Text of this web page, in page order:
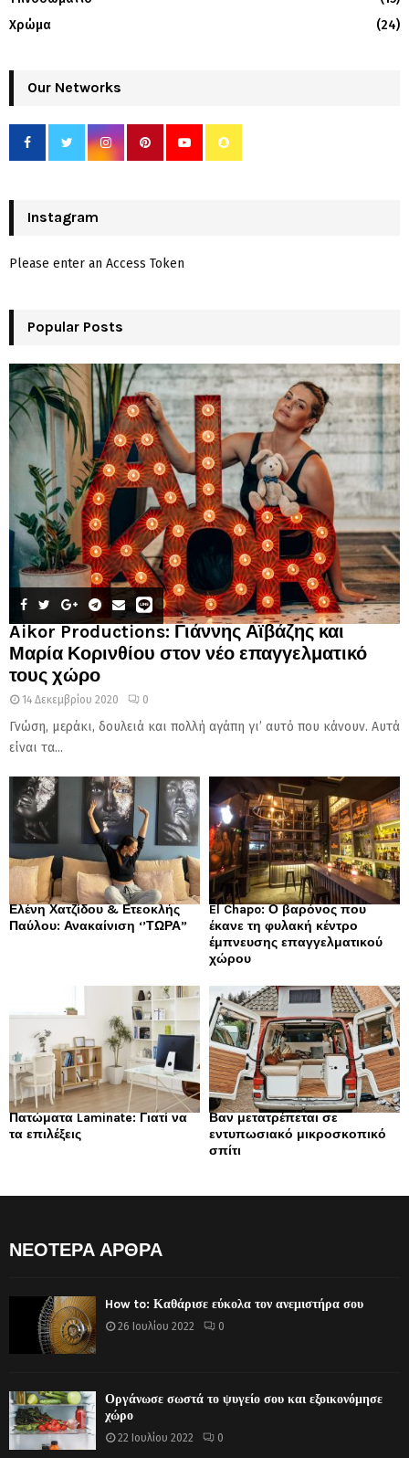
Χρώμα
(24)
Our Networks
Instagram
Please enter an Access Token
Popular Posts
Aikor Productions: Γιάννης Αϊβάζης και
Μαρία Κορινθίου στον νέο επαγγελματικό
τους χώρο
14 Δεκεμβρίου 2020 0
Γνώση, μεράκι, δουλειά και πολλή αγάπη γι’ αυτό που κάνουν. Αυτά
είναι τα...
Ελένη Χατζίδου & Ετεοκλής
Παύλου: Ανακαίνιση ‘’ΤΩΡΑ”
El Chapo: Ο βαρόνος που
έκανε τη φυλακή κέντρο
έμπνευσης επαγγελματικού
χώρου
Πατώματα Laminate: Γιατί να
τα επιλέξεις
Βαν μετατρέπεται σε
εντυπωσιακό μικροσκοπικό
σπίτι
ΝΕΟΤΕΡΑ ΑΡΘΡΑ
How to: Καθάρισε εύκολα τον ανεμιστήρα σου
26 Ιουλίου 2022 0
Οργάνωσε σωστά το ψυγείο σου και εξοικονόμησε
χώρο
22 Ιουλίου 2022 0